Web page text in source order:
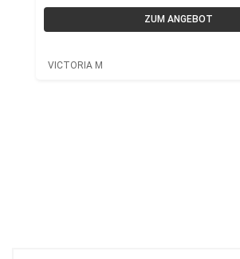
ZUM ANGEBOT
VICTORIA M